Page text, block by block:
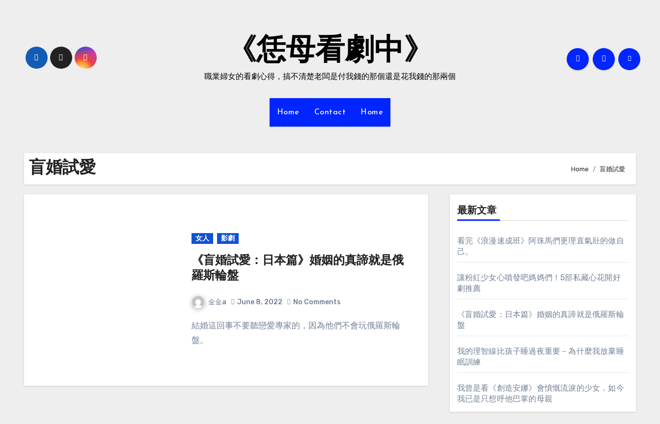
《恁母看劇中》
職業婦女的看劇心得，搞不清楚老闆是付我錢的那個還是花我錢的那兩個
Home Contact Home
盲婚試愛 Home 盲婚試愛
女人 影劇
《盲婚試愛：日本篇》婚姻的真諦就是俄
羅斯輪盤
金金a June 8, 2022 No Comments
結婚這回事不要聽戀愛專家的，因為他們不會玩俄羅斯輪
盤。
最新文章
看完《浪漫速成班》阿珠馬們更理直氣壯的做自
己。
讓粉紅少女心噴發吧媽媽們！5部私藏心花開好
劇推薦
《盲婚試愛：日本篇》婚姻的真諦就是俄羅斯輪
盤
我的理智線比孩子睡過夜重要－為什麼我放棄睡
眠訓練
我曾是看《創造安娜》會憤慨流淚的少女，如今
我已是只想呼他巴掌的母親